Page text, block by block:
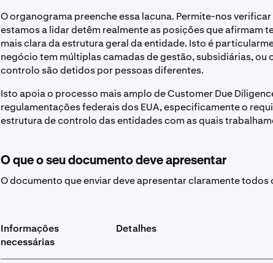
O organograma preenche essa lacuna. Permite-nos
estamos a lidar detêm realmente as posições que afirmam
mais clara da estrutura geral da entidade. Isto é
negócio tem múltiplas camadas de gestão, subsidiárias, ou
controlo são detidos por pessoas diferentes.
Isto apoia o processo mais amplo de Customer Due
regulamentações federais dos EUA, especificamente o
estrutura de controlo das entidades com as quais
O que o seu documento deve apresentar
O documento que enviar deve apresentar claramente todos
Informações
necessárias
Detalhes